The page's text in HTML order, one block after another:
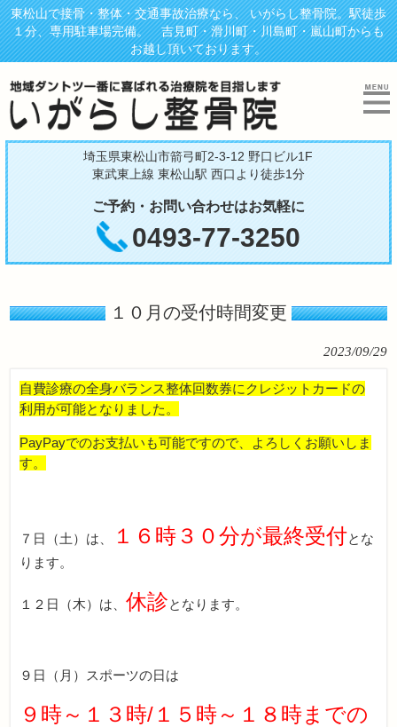
東松山で接骨・整体・交通事故治療なら、 いがらし整骨院。駅徒歩
１分、専用駐車場完備。 吉見町・滑川町・川島町・嵐山町からも
お越し頂いております。
埼玉県東松山市箭弓町2-3-12 野口ビル1F
東武東上線 東松山駅 西口より徒歩1分
ご予約・お問い合わせはお気軽に
0493-77-3250
１０月の受付時間変更
2023/09/29
自費診療の全身バランス整体回数券にクレジットカードの
利用が可能となりました。
PayPayでのお支払いも可能ですので、よろしくお願いしま
す。
７日（土）は、 １６時３０分が最終受付とな
ります。
１２日（木）は、休診となります。
９日（月）スポーツの日は
９時～１３時/ １５時～１８時までの